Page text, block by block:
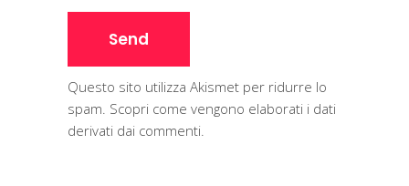
Questo sito utilizza Akismet per ridurre lo
spam. Scopri come vengono elaborati i dati
derivati dai commenti.